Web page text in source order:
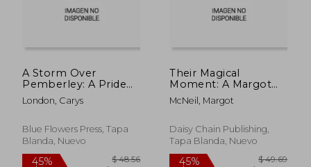
A Storm Over
Pemberley: A Pride
and Prejudice
Variation (en Inglés)
London, Carys
Blue Flowers Press, Tapa
Blanda, Nuevo
Their Magical
Moment: A Margot
McNeil Pride and
Prejudice Variation
McNeil, Margot
Daisy Chain Publishing,
Tapa Blanda, Nuevo